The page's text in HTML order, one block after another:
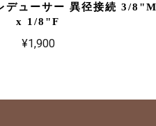
デューサー 異径接続 3/8"M
x 1/8"F
¥1,900